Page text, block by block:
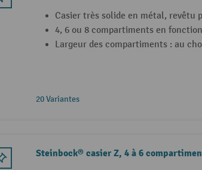
Casier très solide en métal, revêtu
4, 6 ou 8 compartiments en
Largeur des compartiments : au
20 Variantes
Steinbock® casier Z, 4 à 6